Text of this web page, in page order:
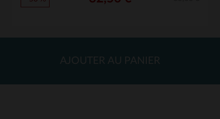
AJOUTER AU PANIER